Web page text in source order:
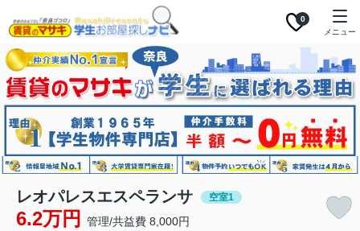
0
メニュー
レオパレスエスペランサ 空室1
6.2万円 管理/共益費 8,000円